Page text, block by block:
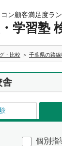
ン顧客満足度ラ
学習塾
・比較 千葉県の路線
舎
個別指